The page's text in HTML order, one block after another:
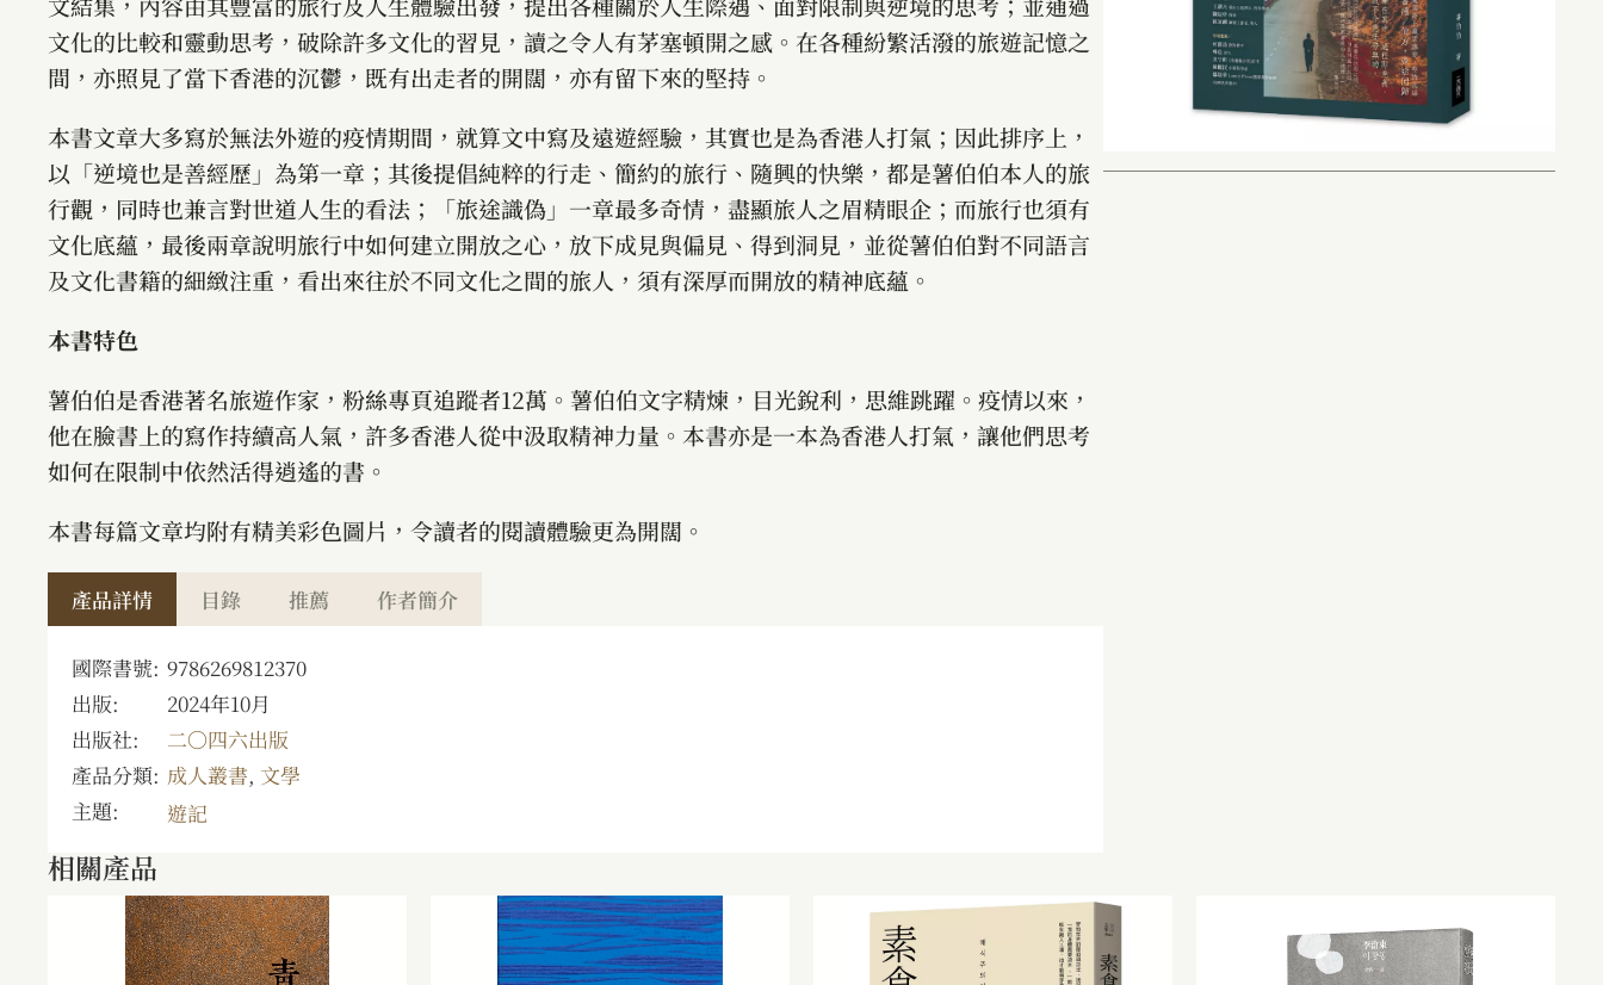
文化的比較和靈動思考，破除許多文化的習見，讀之令人有茅塞頓開之感。在各種紛繁活潑的旅遊記憶之
間，亦照見了當下香港的沉鬱，既有出走者的開闊，亦有留下來的堅持。
本書文章大多寫於無法外遊的疫情期間，就算文中寫及遠遊經驗，其實也是為香港人打氣；因此排序上，
以「逆境也是善經歷」為第一章；其後提倡純粹的行走、簡約的旅行、隨興的快樂，都是薯伯伯本人的旅
行觀，同時也兼言對世道人生的看法；「旅途識偽」一章最多奇情，盡顯旅人之眉精眼企；而旅行也須有
文化底蘊，最後兩章說明旅行中如何建立開放之心，放下成見與偏見、得到洞見，並從薯伯伯對不同語言
及文化書籍的細緻注重，看出來往於不同文化之間的旅人，須有深厚而開放的精神底蘊。
本書特色
薯伯伯是香港著名旅遊作家，粉絲專頁追蹤者12萬。薯伯伯文字精煉，目光銳利，思維跳躍。疫情以來，
他在臉書上的寫作持續高人氣，許多香港人從中汲取精神力量。本書亦是一本為香港人打氣，讓他們思考
如何在限制中依然活得逍遙的書。
本書每篇文章均附有精美彩色圖片，令讀者的閱讀體驗更為開闊。
產品詳情 目錄 推薦 作者簡介
國際書號: 9786269812370
出版:
2024年10月
出版社:
二〇四六出版
產品分類: 成人叢書, 文學
主題:
遊記
相關產品